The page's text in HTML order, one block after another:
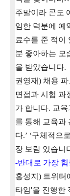
주말이라 콘도
임한 덕분에 예
료수를 준 적이
분 좋아하는 모
을 받았습니다.
권영재) 채용
면접과 시험 과
가 합니다. 교
를 통해 교육과
다.’ ‘구체적으
장 보람 있습니
-반대로 가장
홍성지 ) 트위터
타임'을 진행한